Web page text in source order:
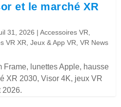
et le marché XR
31, 2026 |Accessoires VR,
VR XR,Jeux & App VR,VR News
Frame, lunettes Apple, hausse
XR 2030, Visor 4K, jeux VR
2026.